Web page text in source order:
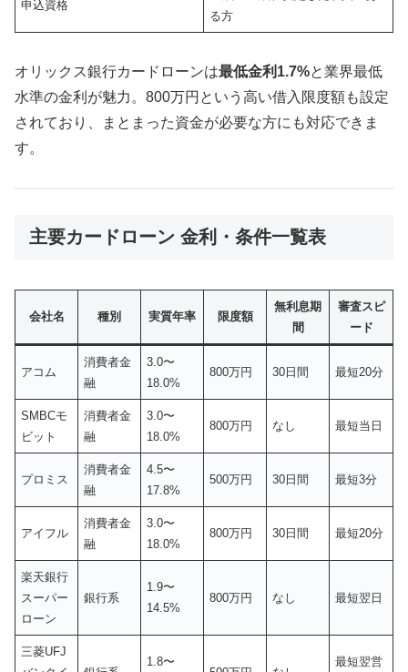
申込資格
る方
オリックス銀行カードローンは最低金利1.7%と業界最低
水準の金利が魅力。800万円という高い借入限度額も設定
されており、まとまった資金が必要な方にも対応できま
す。
主要カードローン 金利・条件一覧表
会社名 種別 実質年率 限度額
無利息期
間
審査スピ
ード
アコム
消費者金
融
3.0〜
18.0%
800万円 30日間 最短20分
SMBCモ
ビット
消費者金
融
3.0〜
18.0%
800万円 なし 最短当日
プロミス
消費者金
融
4.5〜
17.8%
500万円 30日間 最短3分
アイフル
消費者金
融
3.0〜
18.0%
800万円 30日間 最短20分
楽天銀行
スーパー
ローン
銀行系
1.9〜
14.5%
800万円 なし 最短翌日
三菱UFJ
1.8〜
最短翌営